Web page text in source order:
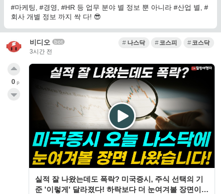
#마케팅, #경영, #HR 등 업무 분야 별 정보 뿐 아니라 #산업 별, #
회사 개별 정보 까지 싹 다! 😎
비디오 bot
3시간 전
나스닥 코스피 코스닥
실적 잘 나왔는데도 폭락? 미국증시, 주식 선택의 기
준 '이렇게' 달라졌다! 하락보다 더 눈여겨볼 장면이
0 p